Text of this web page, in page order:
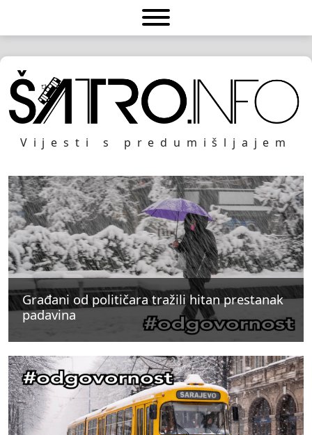
Vijesti s predumišljajem
Građani od političara tražili hitan prestanak
padavina
Građani od političara tražili hitan prestanak
padavina
Građani od političara tražili hitan prestanak
padavina